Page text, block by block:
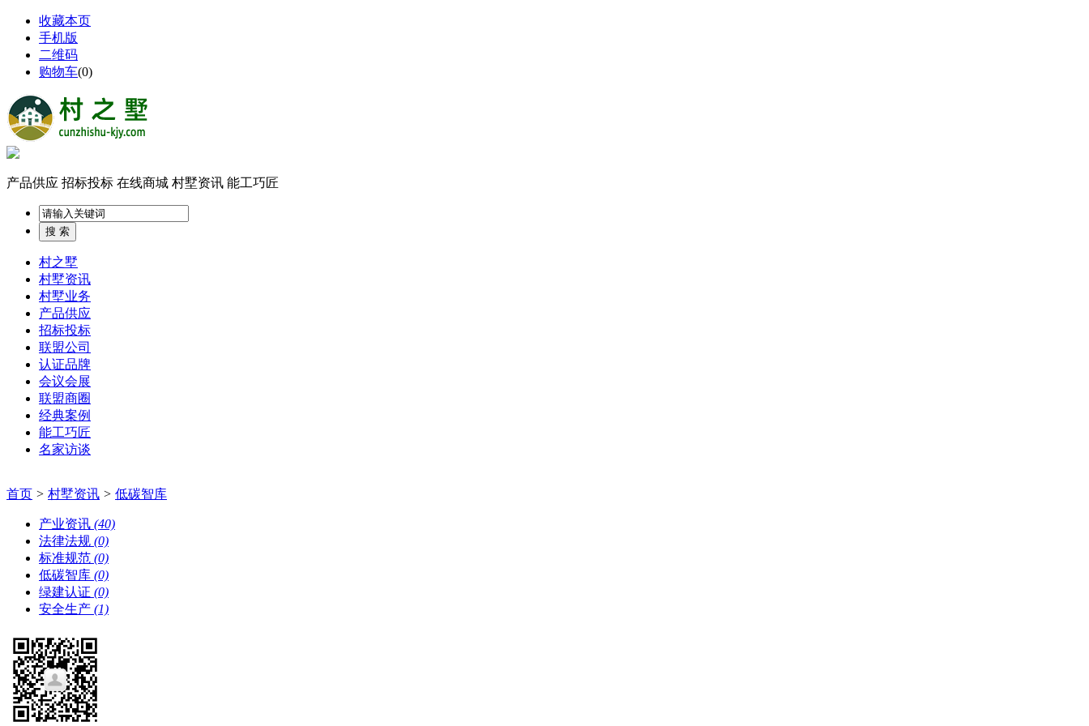
收藏本页
手机版
二维码
购物车(0)
产品供应 招标投标 在线商城 村墅资讯 能工巧匠
村之墅
村墅资讯
村墅业务
产品供应
招标投标
联盟公司
认证品牌
会议会展
联盟商圈
经典案例
能工巧匠
名家访谈
首页 > 村墅资讯 > 低碳智库
产业资讯 (40)
法律法规 (0)
标准规范 (0)
低碳智库 (0)
绿建认证 (0)
安全生产 (1)